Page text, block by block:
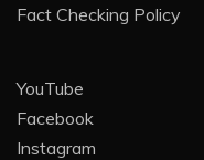
Fact Checking Policy
YouTube
Facebook
Instagram